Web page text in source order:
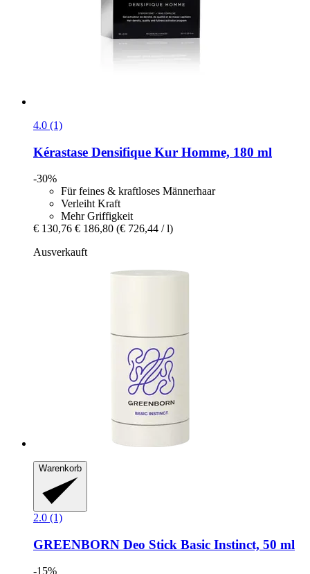
4.0 (1)
Kérastase Densifique Kur Homme, 180 ml
-30%
Für feines & kraftloses Männerhaar
Verleiht Kraft
Mehr Griffigkeit
€ 130,76 € 186,80 (€ 726,44 / l)
Ausverkauft
Warenkorb
2.0 (1)
GREENBORN Deo Stick Basic Instinct, 50 ml
-15%